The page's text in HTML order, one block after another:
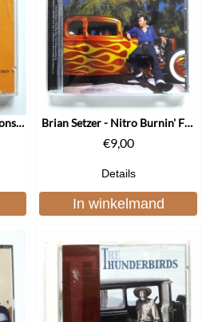
Jimmy Murphy - Sixteen Tons Rock 'n' Roll Brian Setzer - Nitro Burnin' Funny Daddy
€9,00
Details
In winkelmand